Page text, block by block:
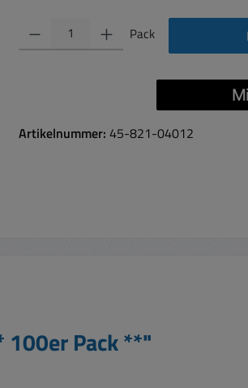
Produkt Anzahl: Gib den gewünschten Wert
Pack
Artikelnummer: 45-821-04012
Pack **"